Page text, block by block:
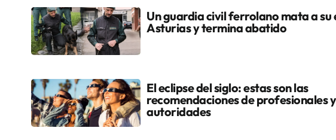
Un guardia civil ferrolano mata a su
Asturias y termina abatido
El eclipse del siglo: estas son las
recomendaciones de profesionales y
autoridades